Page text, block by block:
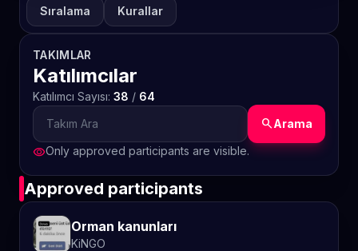
Sıralama Kurallar
TAKIMLAR
Katılımcılar
Katılımcı Sayısı: 38 / 64
searchArama
visibilityOnly approved participants are visible.
Approved participants
Orman kanunları
KiNGO